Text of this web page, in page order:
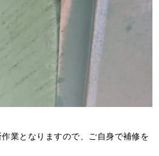
業となりますので、ご自身で補修を